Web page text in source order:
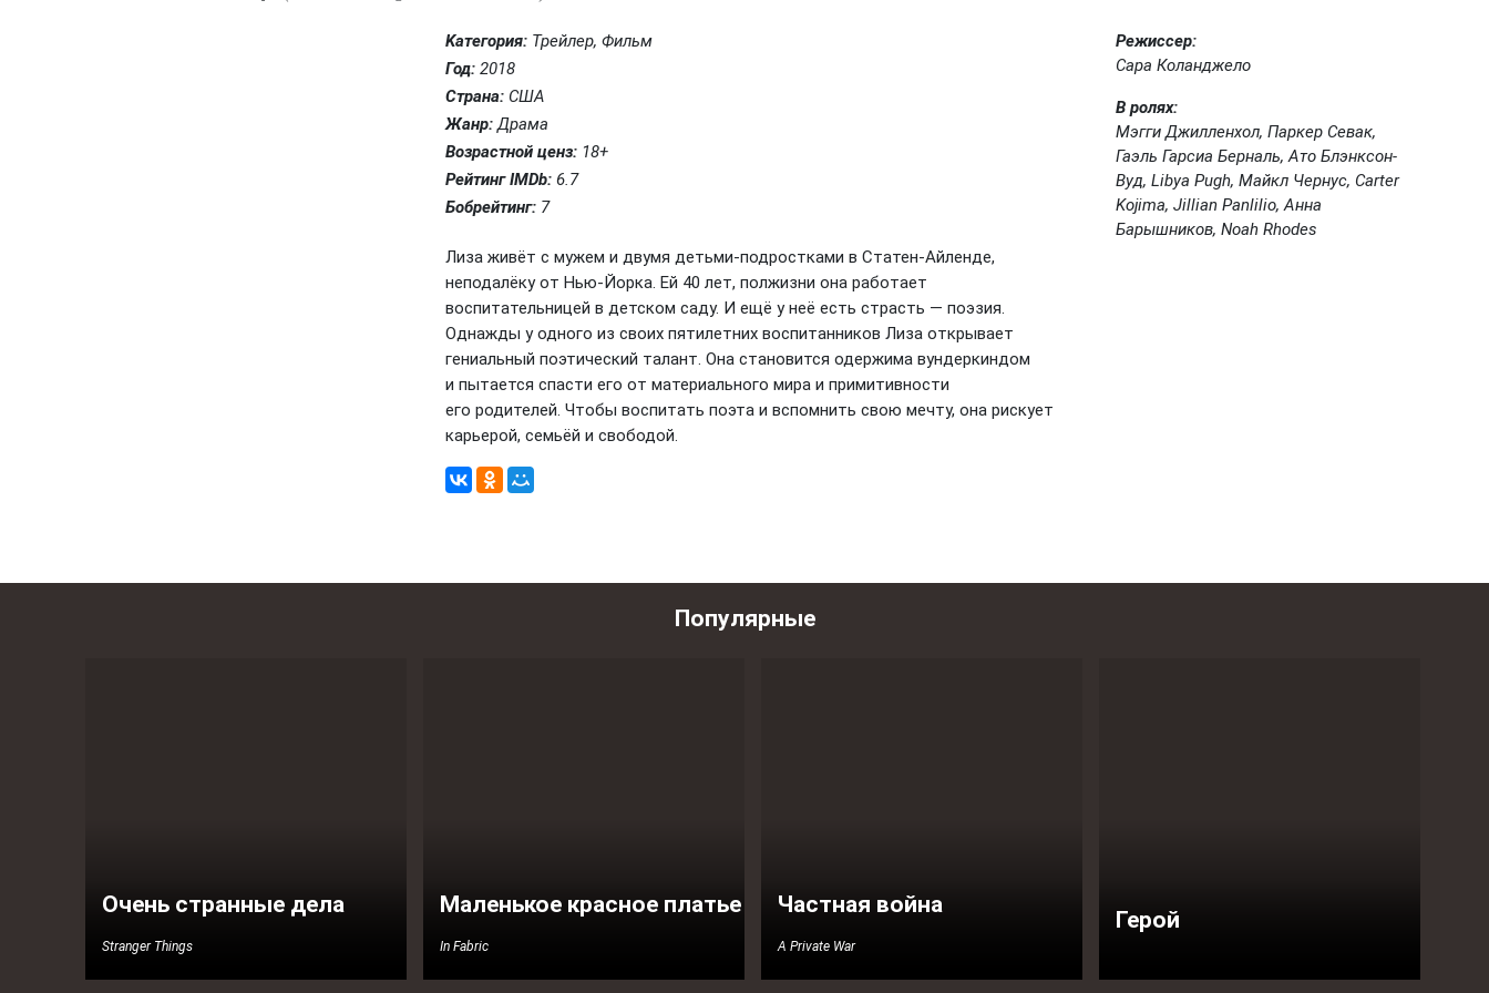
Kатегория: Трейлер, Фильм
Год: 2018
Страна: США
Жанр:Драма
Возрастной ценз: 18+
Рейтинг IMDb: 6.7
Бобрейтинг: 7
Лиза живёт с мужем и двумя детьми-подростками в Статен-Айленде,
неподалёку от Нью-Йорка. Ей 40 лет, полжизни она работает
воспитательницей в детском саду. И ещё у неё есть страсть — поэзия.
Однажды у одного из своих пятилетних воспитанников Лиза открывает
гениальный поэтический талант. Она становится одержима вундеркиндом
и пытается спасти его от материального мира и примитивности
его родителей. Чтобы воспитать поэта и вспомнить свою мечту, она рискует
карьерой, семьёй и свободой.
Режиссер:
Сара Коланджело
В ролях:
Мэгги Джилленхол, Паркер Севак,
Гаэль Гарсиа Берналь, Ато Блэнксон-
Вуд, Libya Pugh, Майкл Чернус, Carter
Kojima, Jillian Panlilio, Анна
Барышников, Noah Rhodes
Популярные
Очень странные дела
Stranger Things
Маленькое красное платье
In Fabric
Частная война
A Private War
Герой